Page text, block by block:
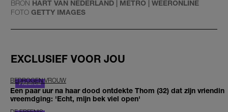
BRON HART VAN NEDERLAND | METRO | WEERONLINE
FOTO GETTY IMAGES
EXCLUSIEF VOOR JOU
BEDROGEN VROUW
Een paar uur na haar dood ontdekte Thom (32) dat zijn vriendin
vreemdging: 'Echt, mijn bek viel open'